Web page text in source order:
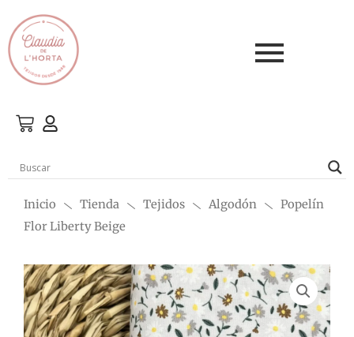
contenido
Inicio Tienda Tejidos Algodón
Popelín
Flor Liberty Beige